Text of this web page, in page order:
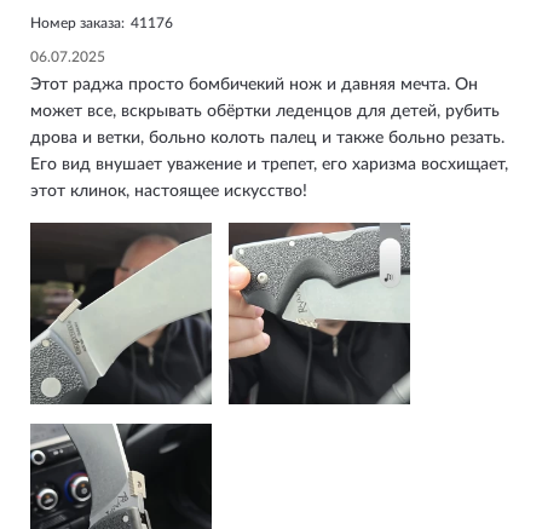
Номер заказа: 41176
06.07.2025
Этот раджа просто бомбичекий нож и давняя мечта. Он
может все, вскрывать обёртки леденцов для детей, рубить
дрова и ветки, больно колоть палец и также больно резать.
Его вид внушает уважение и трепет, его харизма восхищает,
этот клинок, настоящее искусство!